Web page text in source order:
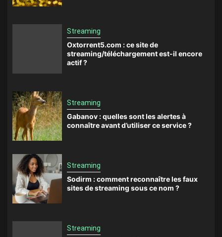
Streaming
Oxtorrent5.com : ce site de
streaming/téléchargement est-il encore
actif ?
Streaming
Gabanov : quelles sont les alertes à
connaître avant d’utiliser ce service ?
Streaming
Sodirm : comment reconnaître les faux
sites de streaming sous ce nom ?
Streaming